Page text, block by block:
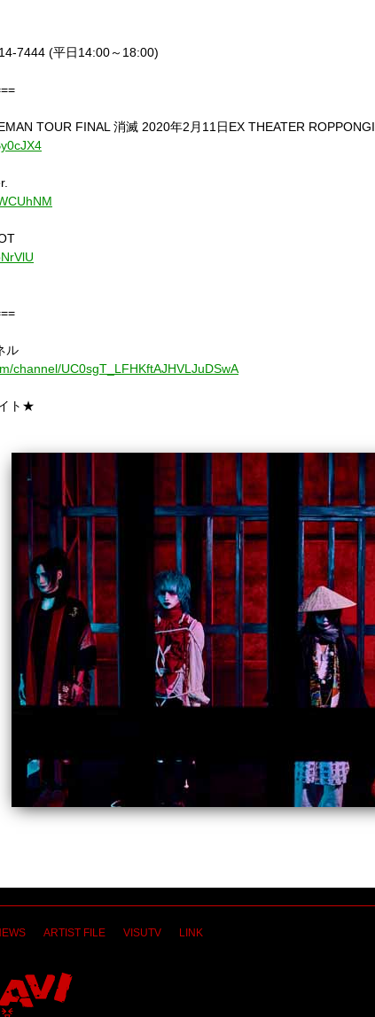
7444 (平日14:00～ 18:00)
TOUR FINAL 消滅 2020年2 月 11 日EX THEATER ROPPONGI
ル
channel/UC0sgT_LFHKftAJHVLJuDSwA
ト★
ARTIST FILE VISUTV LINK